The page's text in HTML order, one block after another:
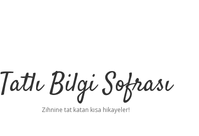
Tatlı Bilgi Sofrası
Zihnine tat katan kısa hikayeler!